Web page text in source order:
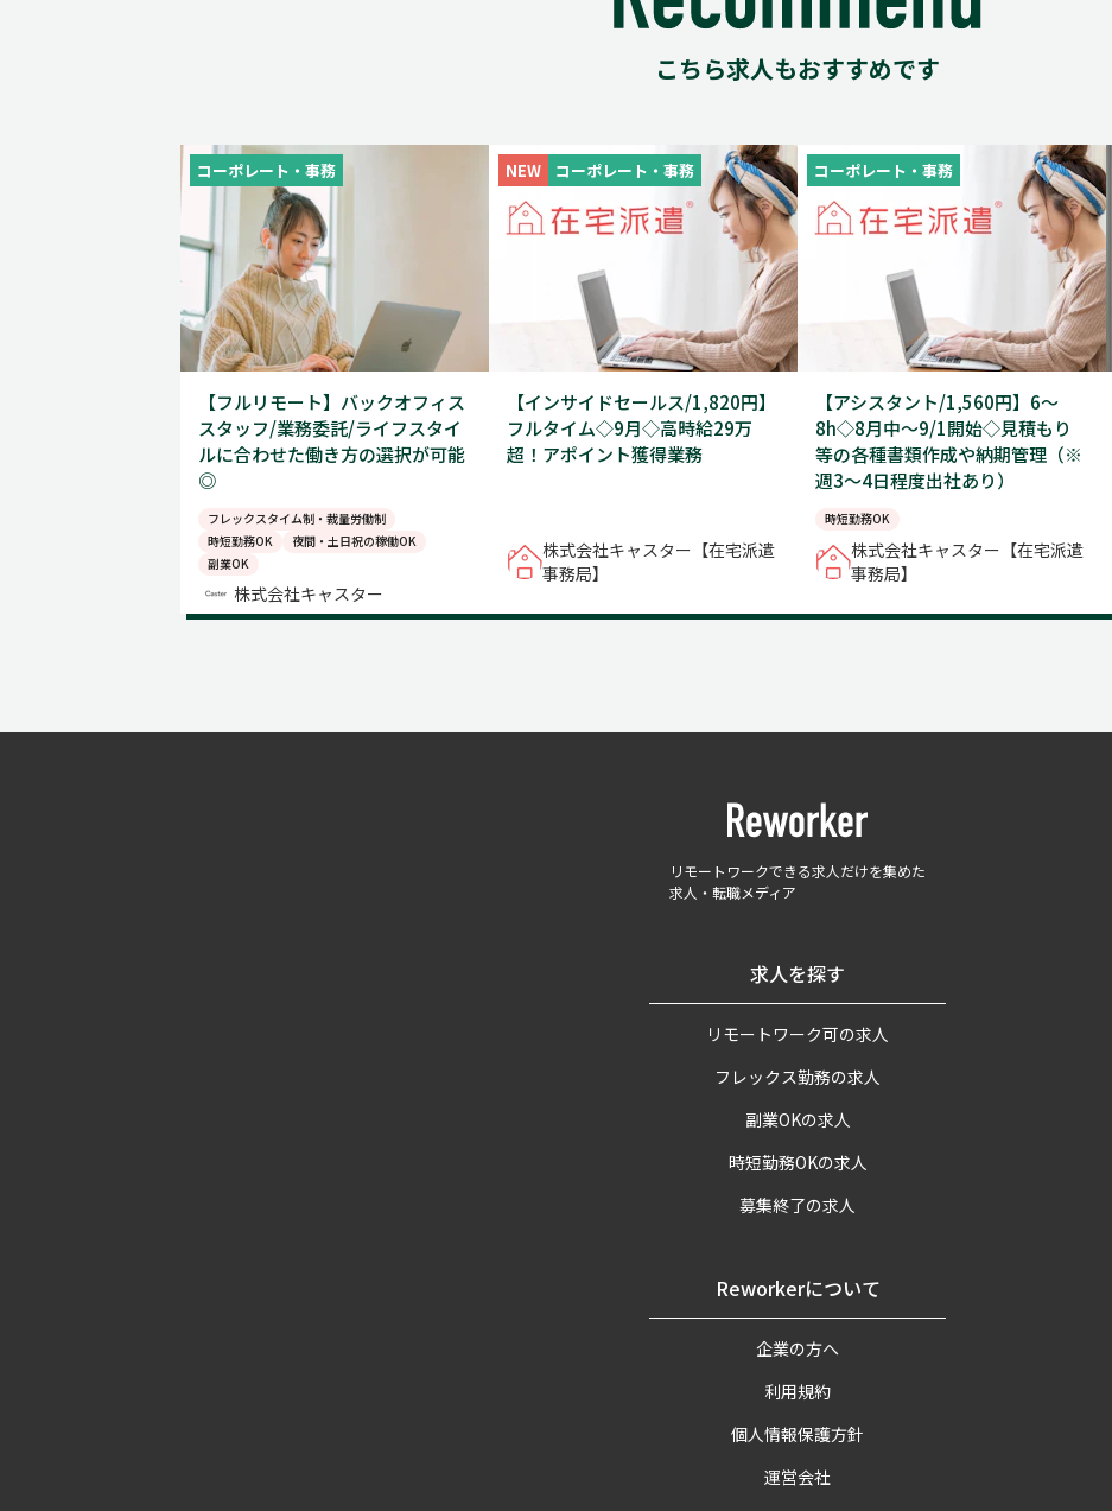
こちら求人もおすすめです
コーポレート・事務
【フルリモート】バックオフィス
スタッフ/業務委託/ライフスタイ
ルに合わせた働き方の選択が可能
◎
フレックスタイム制・裁量労働制
時短勤務OK
夜間・土日祝の稼働OK
副業OK
株式会社キャスター
NEW コーポレート・事務
【インサイドセールス/1,820円】
フルタイム◇9月◇高時給29万
超！アポイント獲得業務
株式会社キャスター【在宅派遣
事務局】
コーポレート・事務
【アシスタント/1,560円】6～
8h◇8月中～9/1開始◇見積もり
等の各種書類作成や納期管理（※
週3～4日程度出社あり）
時短勤務OK
株式会社キャスター【在宅派遣
事務局】
リモートワークできる求人だけを集めた
求人・転職メディア
求人を探す
リモートワーク可の求人
フレックス勤務の求人
副業OKの求人
時短勤務OKの求人
募集終了の求人
Reworkerについて
企業の方へ
利用規約
個人情報保護方針
運営会社